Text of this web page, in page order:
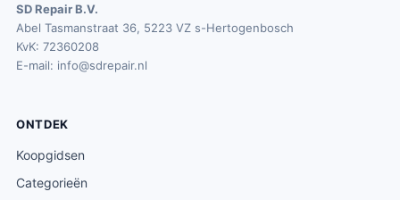
SD Repair B.V.
Abel Tasmanstraat 36, 5223 VZ s-Hertogenbosch
KvK: 72360208
E-mail: info@sdrepair.nl
ONTDEK
Koopgidsen
Categorieën